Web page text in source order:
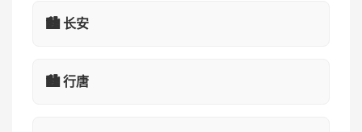
🏙️ 长安
🏙️ 行唐